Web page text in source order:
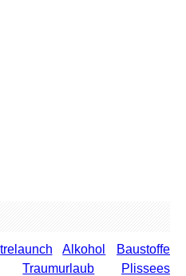
Alkohol
Baustoffe
Traumurlaub
Plissees